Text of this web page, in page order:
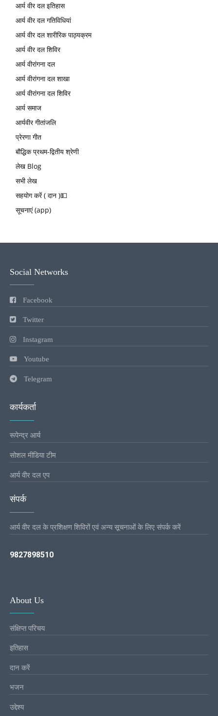
आर्य वीर दल इतिहास
आर्य वीर दल गतिविधियां
आर्य वीर दल शारीरिक पाठ्यक्रम
आर्य वीर दल शिविर
आर्य वीरांगना दल
आर्य वीरांगना दल शाखा
आर्य वीरांगना दल शिविर
आर्य समाज
आर्यवीर गीतांजलि
प्रेरणा गीत
बौद्धिक प्रथम-द्वितीय श्रेणी
लेख Blog
सभी लेख
सहयोग करें ( दान )💵
सूचनाएं (app)
Social Networks
Facebook
Twitter
Instagram
Youtube
Telegram
कार्यकर्ता
रूपेन्द्र आर्य
सोशल मीडिया टीम
आर्य वीर दल एप
संपर्क
आर्य वीर दल के प्रशिक्षण शिविरों एवं अन्य सूचनाओं के लिए संपर्क करें
9827898510
About Us
संक्षिप्त परिचय
इतिहास
दान करें
भजन
उद्देश्य